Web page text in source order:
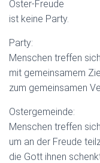
Oster-Freude
ist keine Party.
Party:
Menschen treffen sich
mit gemeinsamem
zum gemeinsamen
Ostergemeinde:
Menschen treffen
um an der Freude
die Gott ihnen